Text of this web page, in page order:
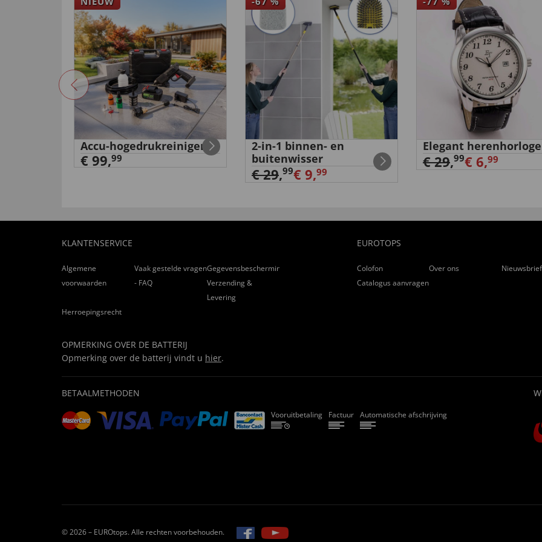
Accu-hogedrukreiniger
€ 99,99
2-in-1 binnen- en
buitenwisser
€ 29,99€ 9,99
Elegant herenhorloge
€ 29,99€ 6,99
KLANTENSERVICE
Algemene
voorwaarden
Vaak gestelde vragen
- FAQ
Gegevensbescherming
Verzending &
Levering
Herroepingsrecht
OPMERKING OVER DE BATTERIJ
Opmerking over de batterij vindt u hier.
EUROTOPS
Colofon Over ons
Nieuwsbrief
Catalogus aanvragen
BETAALMETHODEN
Vooruitbetaling Factuur Automatische afschrijving
© 2026 – EUROtops. Alle rechten voorbehouden.